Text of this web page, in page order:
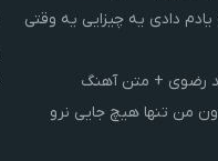
دادی یه چیزایی یه وقتی
رضوی + متن آهنگ
من تنها هیچ جایی نرو